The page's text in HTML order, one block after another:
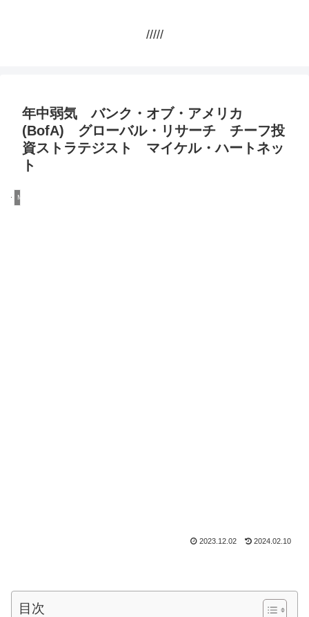
/////
年中弱気 バンク・オブ・アメリカ
(BofA) グローバル・リサーチ チーフ投
資ストラテジスト マイケル・ハートネッ
ト
Money
2023.12.02 2024.02.10
目次